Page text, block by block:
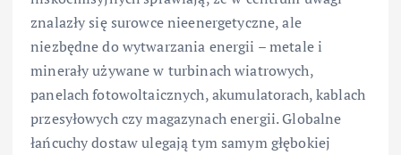
znalazły się surowce nieenergetyczne, ale
niezbędne do wytwarzania energii – metale i
minerały używane w turbinach wiatrowych,
panelach fotowoltaicznych, akumulatorach, kablach
przesyłowych czy magazynach energii. Globalne
łańcuchy dostaw ulegają tym samym głębokiej